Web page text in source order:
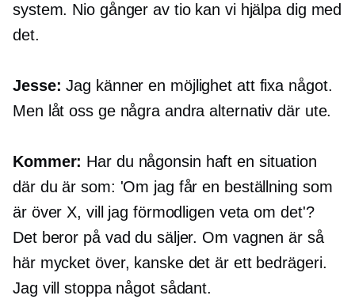
system. Nio gånger av tio kan vi hjälpa dig med
det.
Jesse: Jag känner en möjlighet att fixa något.
Men låt oss ge några andra alternativ där ute.
Kommer: Har du någonsin haft en situation
där du är som: 'Om jag får en beställning som
är över X, vill jag förmodligen veta om det'?
Det beror på vad du säljer. Om vagnen är så
här mycket över, kanske det är ett bedrägeri.
Jag vill stoppa något sådant.